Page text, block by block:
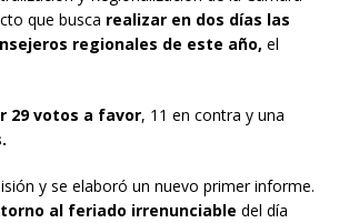
que busca realizar en dos días las
regionales de este año, el
29 votos a favor, 11 en contra y una
y se elaboró un nuevo primer informe.
al feriado irrenunciable del día